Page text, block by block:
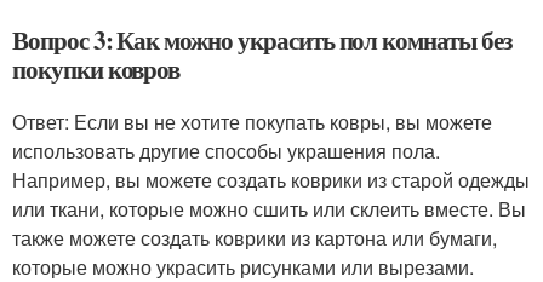
Вопрос 3: Как можно украсить пол комнаты без
покупки ковров
Ответ: Если вы не хотите покупать ковры, вы можете
использовать другие способы украшения пола.
Например, вы можете создать коврики из старой одежды
или ткани, которые можно сшить или склеить вместе. Вы
также можете создать коврики из картона или бумаги,
которые можно украсить рисунками или вырезами.